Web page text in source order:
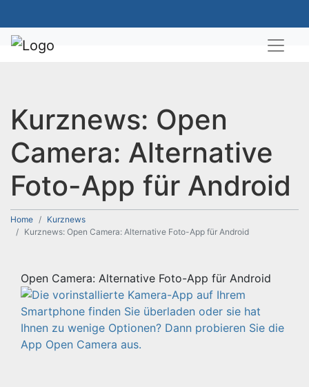
Kurznews: Open
Camera: Alternative
Foto-App für Android
Home
Kurznews
Kurznews: Open Camera: Alternative Foto-App für Android
Open Camera: Alternative Foto-App für Android